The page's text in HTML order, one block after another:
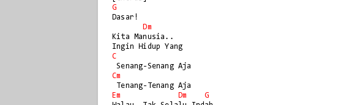
G
Dasar!
Dm
Kita Manusia..
C
Cm
Em
Dm
G